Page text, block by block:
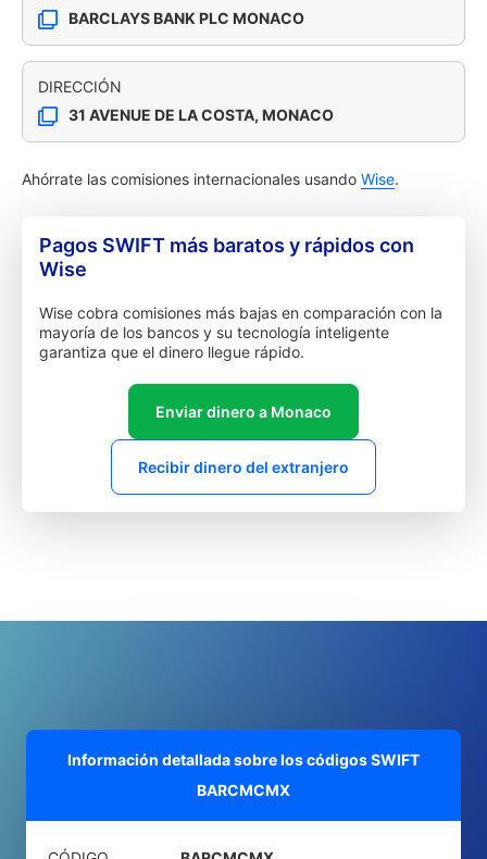
BARCLAYS BANK PLC MONACO
DIRECCIÓN
31 AVENUE DE LA COSTA, MONACO
Ahórrate las comisiones internacionales usando Wise.
Pagos SWIFT más baratos y rápidos con
Wise
Wise cobra comisiones más bajas en comparación con la
mayoría de los bancos y su tecnología inteligente
garantiza que el dinero llegue rápido.
Enviar dinero a Monaco
Recibir dinero del extranjero
Información detallada sobre los códigos SWIFT
BARCMCMX